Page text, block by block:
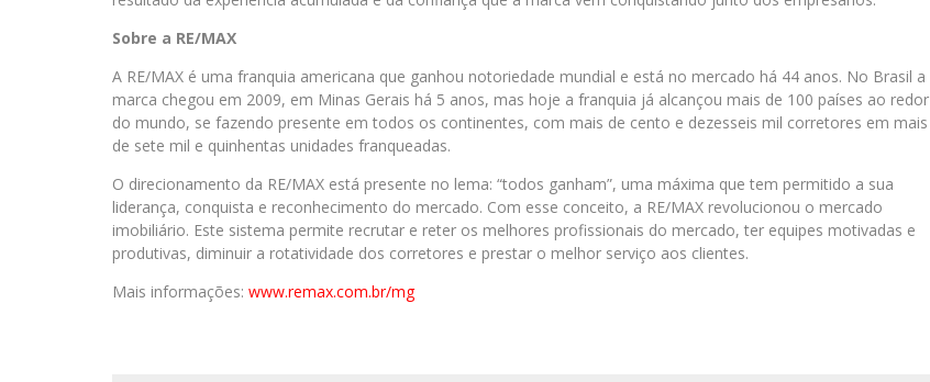
Sobre a RE/MAX
A RE/MAX é uma franquia americana que ganhou notoriedade mundial e está no mercado há 44 anos. No Brasil a
marca chegou em 2009, em Minas Gerais há 5 anos, mas hoje a franquia já alcançou mais de 100 países ao redor
do mundo, se fazendo presente em todos os continentes, com mais de cento e dezesseis mil corretores em mais
de sete mil e quinhentas unidades franqueadas.
O direcionamento da RE/MAX está presente no lema: “todos ganham”, uma máxima que tem permitido a sua
liderança, conquista e reconhecimento do mercado. Com esse conceito, a RE/MAX revolucionou o mercado
imobiliário. Este sistema permite recrutar e reter os melhores profissionais do mercado, ter equipes motivadas e
produtivas, diminuir a rotatividade dos corretores e prestar o melhor serviço aos clientes.
Mais informações: www.remax.com.br/mg